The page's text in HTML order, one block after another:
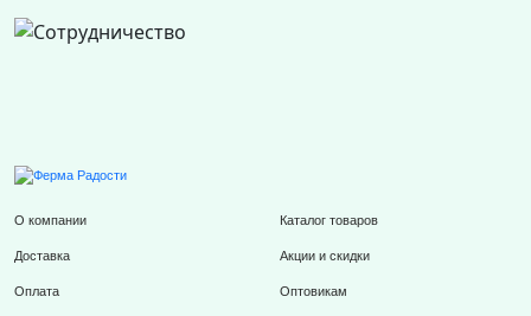
О компании
Доставка
Оплата
Каталог товаров
Акции и скидки
Оптовикам